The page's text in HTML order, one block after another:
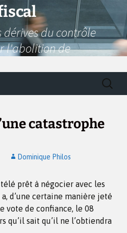
dérives du contrôle
l'abolition de
catastrophe
Dominique Philos
prêt à négocier avec les
d’une certaine manière jeté
vote de confiance, le 08
qu’il sait qu’il ne l’obtiendra